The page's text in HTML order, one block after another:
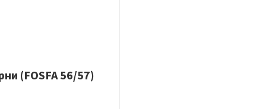
(FOSFA 56/57)